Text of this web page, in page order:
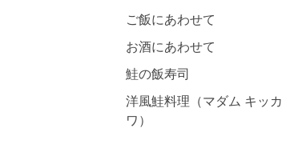
ご飯にあわせて
お酒にあわせて
鮭の飯寿司
洋風鮭料理（マダム キッカ
ワ）